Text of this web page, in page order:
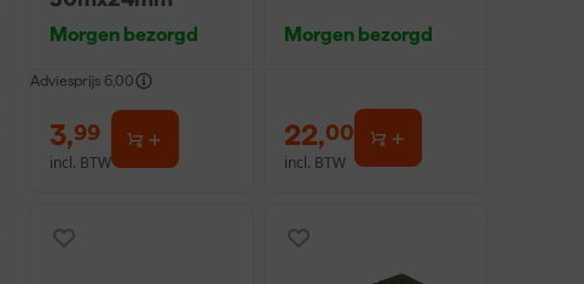
Morgen bezorgd
Adviesprijs 6,00
3,99
incl. BTW
Morgen bezorgd
22,00
incl. BTW